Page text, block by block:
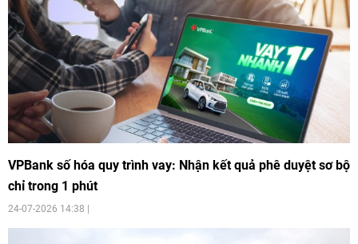
VPBank số hóa quy trình vay: Nhận kết quả phê duyệt sơ bộ
chỉ trong 1 phút
24-07-2026 14:38